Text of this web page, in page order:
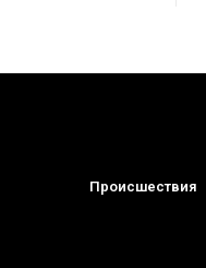
Происшествия